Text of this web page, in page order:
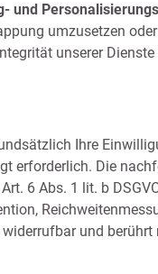
und
umzusetzen
unserer
Ihre
erforderlich. Die
6 Abs. 1 lit. b
und